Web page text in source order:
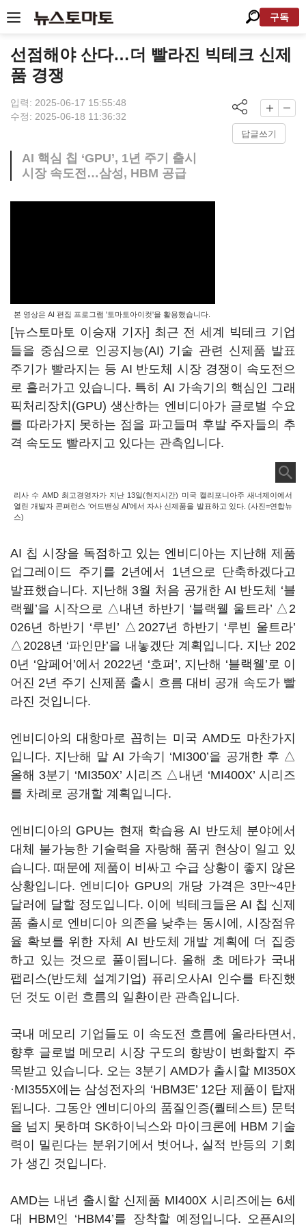
구독
선점해야 산다…더 빨라진 빅테크 신제
품 경쟁
입력: 2025-06-17 15:55:48
수정: 2025-06-18 11:36:32
답글쓰기
AI 핵심 칩 ‘GPU’, 1년 주기 출시
시장 속도전…삼성, HBM 공급
본 영상은 AI 편집 프로그램 '토마토아이컷'을 활용했습니다.
[뉴스토마토 이승재 기자] 최근 전 세계 빅테크 기업
들을 중심으로 인공지능(AI) 기술 관련 신제품 발표
주기가 빨라지는 등 AI 반도체 시장 경쟁이 속도전으
로 흘러가고 있습니다. 특히 AI 가속기의 핵심인 그래
픽처리장치(GPU) 생산하는 엔비디아가 글로벌 수요
를 따라가지 못하는 점을 파고들며 후발 주자들의 추
격 속도도 빨라지고 있다는 관측입니다.
리사 수 AMD 최고경영자가 지난 13일(현지시간) 미국 캘리포니아주 새너제이에서
열린 개발자 콘퍼런스 ‘어드밴싱 AI’에서 자사 신제품을 발표하고 있다. (사진=연합뉴
스)
AI 칩 시장을 독점하고 있는 엔비디아는 지난해 제품
업그레이드 주기를 2년에서 1년으로 단축하겠다고
발표했습니다. 지난해 3월 처음 공개한 AI 반도체 ‘블
랙웰’을 시작으로 △내년 하반기 ‘블랙웰 울트라’ △2
026년 하반기 ‘루빈’ △2027년 하반기 ‘루빈 울트라’
△2028년 ‘파인만’을 내놓겠단 계획입니다. 지난 202
0년 ‘암페어’에서 2022년 ‘호퍼’, 지난해 ‘블랙웰’로 이
어진 2년 주기 신제품 출시 흐름 대비 공개 속도가 빨
라진 것입니다.
엔비디아의 대항마로 꼽히는 미국 AMD도 마찬가지
입니다. 지난해 말 AI 가속기 ‘MI300’을 공개한 후 △
올해 3분기 ‘MI350X’ 시리즈 △내년 ‘MI400X’ 시리즈
를 차례로 공개할 계획입니다.
엔비디아의 GPU는 현재 학습용 AI 반도체 분야에서
대체 불가능한 기술력을 자랑해 품귀 현상이 일고 있
습니다. 때문에 제품이 비싸고 수급 상황이 좋지 않은
상황입니다. 엔비디아 GPU의 개당 가격은 3만~4만
달러에 달할 정도입니다. 이에 빅테크들은 AI 칩 신제
품 출시로 엔비디아 의존을 낮추는 동시에, 시장점유
율 확보를 위한 자체 AI 반도체 개발 계획에 더 집중
하고 있는 것으로 풀이됩니다. 올해 초 메타가 국내
팹리스(반도체 설계기업) 퓨리오사AI 인수를 타진했
던 것도 이런 흐름의 일환이란 관측입니다.
국내 메모리 기업들도 이 속도전 흐름에 올라타면서,
향후 글로벌 메모리 시장 구도의 향방이 변화할지 주
목받고 있습니다. 오는 3분기 AMD가 출시할 MI350X
·MI355X에는 삼성전자의 ‘HBM3E’ 12단 제품이 탑재
됩니다. 그동안 엔비디아의 품질인증(퀄테스트) 문턱
을 넘지 못하며 SK하이닉스와 마이크론에 HBM 기술
력이 밀린다는 분위기에서 벗어나, 실적 반등의 기회
가 생긴 것입니다.
AMD는 내년 출시할 신제품 MI400X 시리즈에는 6세
대 HBM인 ‘HBM4’를 장착할 예정입니다. 오픈AI의